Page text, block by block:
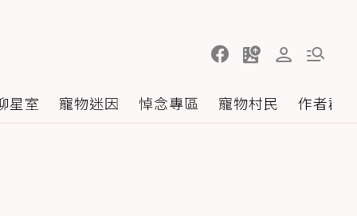
星室 寵物迷因 悼念專區 寵物村民 作者群